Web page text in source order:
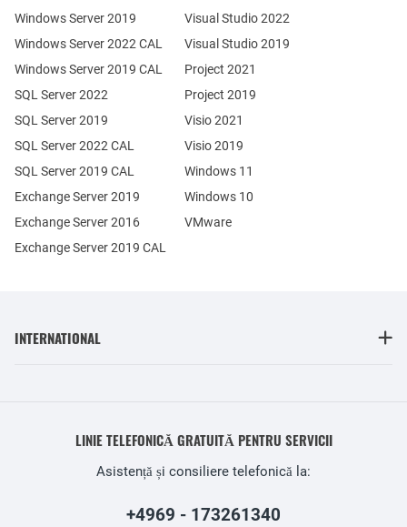
Windows Server 2019
Exchange Server 2019
Exchange Server 2016
SQL Server 2022
SQL Server 2019
Windows Server 2022 CAL
Windows Server 2019 CAL
SQL Server 2022 CAL
SQL Server 2019 CAL
Exchange Server 2019 CAL
Visual Studio 2022
Visual Studio 2019
Project 2021
Project 2019
Visio 2021
Visio 2019
Windows 11
Windows 10
VMware
INTERNATIONAL
LINIE TELEFONICĂ GRATUITĂ PENTRU SERVICII
Asistență și consiliere telefonică la:
+4969 - 173261340